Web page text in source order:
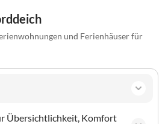
und Ferienhäuser für
Übersichtlichkeit, Komfort